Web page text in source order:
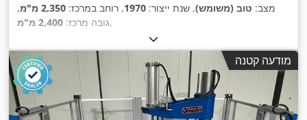
מצב: טוב (משומש), שנת ייצור: 1970, רוחב במרכז: 2,350 מ"מ
,
גובה מרכז: 2,400 מ"מ ,
מודעה קטנה